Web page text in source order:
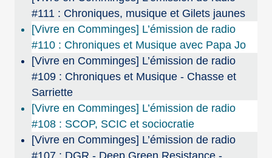
#111 : Chroniques, musique et Gilets jaunes
[Vivre en Comminges] L’émission de radio
#110 : Chroniques et Musique avec Papa Jo
[Vivre en Comminges] L’émission de radio
#109 : Chroniques et Musique - Chasse et
Sarriette
[Vivre en Comminges] L’émission de radio
#108 : SCOP, SCIC et sociocratie
[Vivre en Comminges] L’émission de radio
#107 : DGR - Deep Green Resistance -